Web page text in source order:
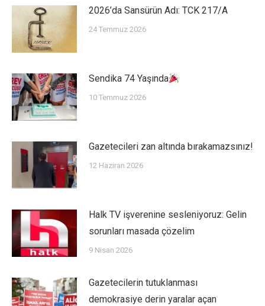
2026’da Sansürün Adı: TCK 217/A
24 Temmuz 2026
Sendika 74 Yaşında
10 Temmuz 2026
Gazetecileri zan altında bırakamazsınız!
12 Haziran 2026
Halk TV işverenine sesleniyoruz: Gelin
sorunları masada çözelim
9 Nisan 2026
Gazetecilerin tutuklanması
demokrasiye derin yaralar açan